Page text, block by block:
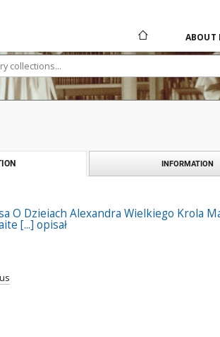
ABOUT
INFORMATION
O Dzieiach Alexandra Wielkiego Krola
[...] opisał